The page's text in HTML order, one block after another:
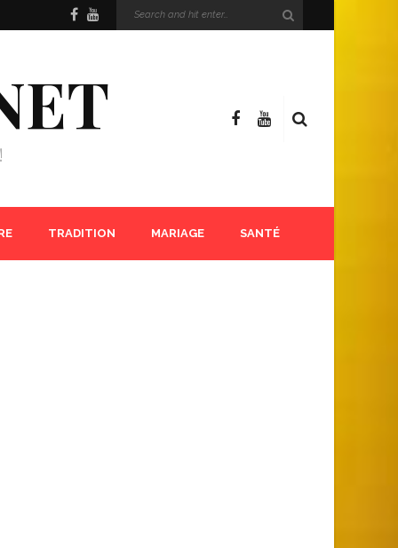
TRADITION MARIAGE SANTÉ